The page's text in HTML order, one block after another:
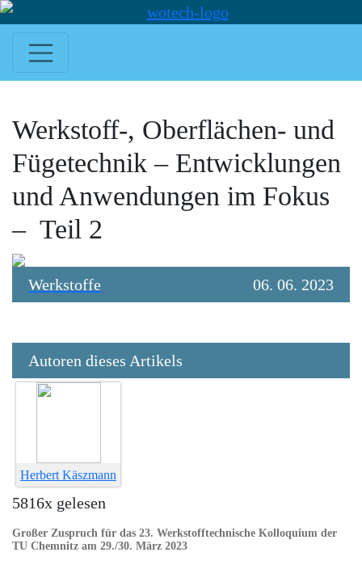
Werkstoff-, Oberflächen- und
Fügetechnik – Entwicklungen
und Anwendungen im Fokus
– Teil 2
Werkstoffe 06. 06. 2023
Autoren dieses Artikels
Herbert Käszmann
5816x gelesen
Großer Zuspruch für das 23. Werkstofftechnische Kolloquium der
TU Chemnitz am 29./30. März 2023